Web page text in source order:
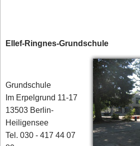
Ellef-Ringnes-Grundschule
Grundschule
Im Erpelgrund 11-17
13503 Berlin-
Heiligensee
Tel. 030 - 417 44 07